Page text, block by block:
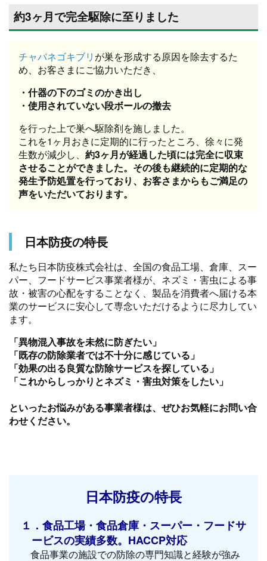
約3ヶ月で完全駆除に至りました
チャバネゴキブリ が巣を形成する原因を除去するた
め、お客さまにご協力いただき、
・什器の下のゴミのかき出し
・使用されていない段ボールの撤去
を行った上で巣へ駆除剤を施しました。
これを1ヶ月おきに定期的に行ったところ、徐々に発
生数が減少し、 約3ヶ月が経過した頃には完全に収束
させることができました。その後も継続的に定期的な
発生予防処置を行っており、お客さまからもご満足の
声をいただいております。
日本防疫の特長
私たち日本防疫株式会社は、全国の食品工場、倉庫、スー
パー、フードサービス事業者様が、ネズミ・害虫による事
故・被害の心配をすることなく、製品を消費者へ届ける本
業のサービスに安心して専念いただけるように尽力してい
ます。
「異物混入事故を未然に防ぎたい」
「既存の防除業者では不十分に感じている」
「効果の出る良質な防除サービスを探している」
「これからしっかりとネズミ・害虫対策をしたい」
といったお悩みがある事業者様は、ぜひお気軽にお問い合
わせください。
日本防疫の特長
１．食品工場・食品倉庫・スーパー・フードサ
ービスの実績多数。HACCP対応
食品事業の施設での防除の専門知識と経験が強み